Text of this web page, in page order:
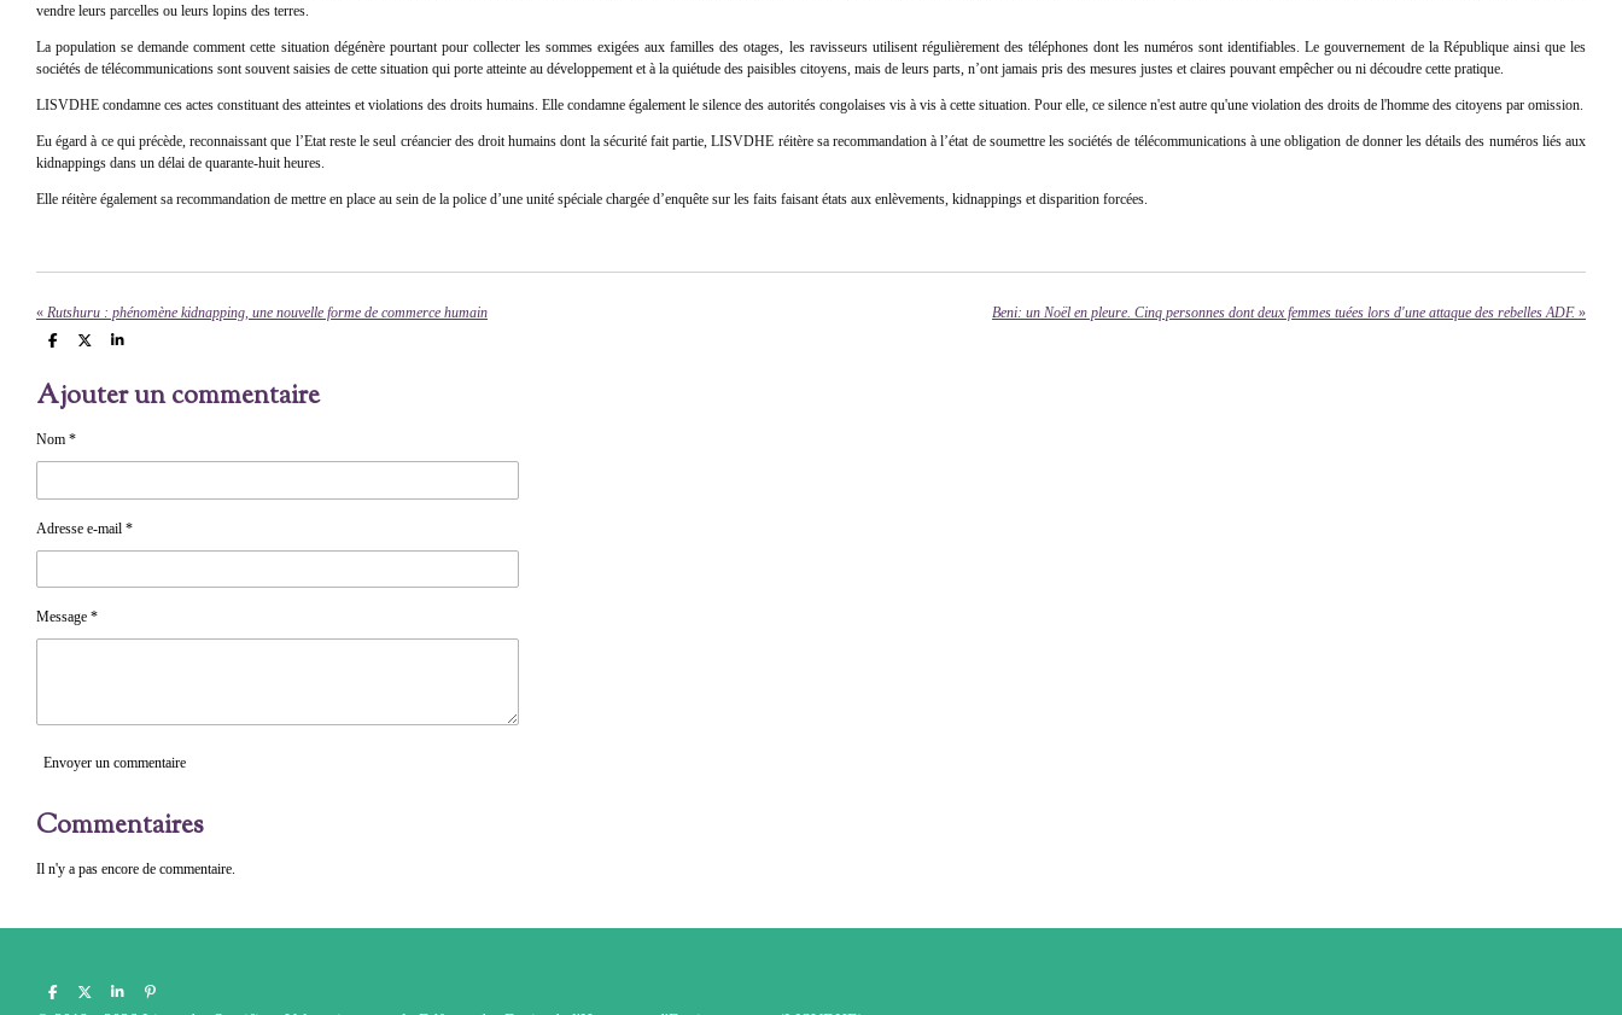
vendre leurs parcelles ou leurs lopins des terres.
La population se demande comment cette situation dégénère pourtant pour collecter les sommes exigées aux familles des otages, les ravisseurs utilisent régulièrement des téléphones dont les numéros sont identifiables. Le gouvernement de la République ainsi que les
sociétés de télécommunications sont souvent saisies de cette situation qui porte atteinte au développement et à la quiétude des paisibles citoyens, mais de leurs parts, n’ont jamais pris des mesures justes et claires pouvant empêcher ou ni découdre cette pratique.
LISVDHE condamne ces actes constituant des atteintes et violations des droits humains. Elle condamne également le silence des autorités congolaises vis à vis à cette situation. Pour elle, ce silence n'est autre qu'une violation des droits de l'homme des citoyens par omission.
Eu égard à ce qui précède, reconnaissant que l’Etat reste le seul créancier des droit humains dont la sécurité fait partie, LISVDHE réitère sa recommandation à l’état de soumettre les sociétés de télécommunications à une obligation de donner les détails des numéros liés aux
kidnappings dans un délai de quarante-huit heures.
Elle réitère également sa recommandation de mettre en place au sein de la police d’une unité spéciale chargée d’enquête sur les faits faisant états aux enlèvements, kidnappings et disparition forcées.
« Rutshuru : phénomène kidnapping, une nouvelle forme de commerce humain Beni: un Noël en pleure. Cinq personnes dont deux femmes tuées lors d'une attaque des rebelles ADF. »
P
t
a
r
P
t
a
P
t
a
Ajouter un commentaire
Nom *
Adresse e-mail *
Message *
Envoyer un commentaire
Commentaires
Il n'y a pas encore de commentaire.
P
a
P
a
P
a
É
p